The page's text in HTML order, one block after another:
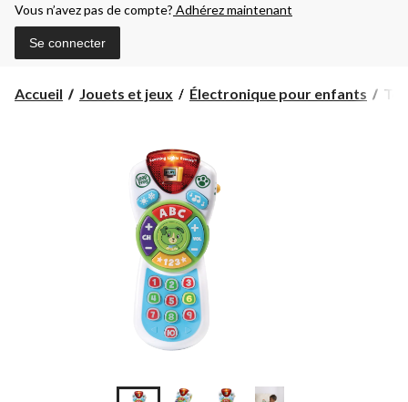
Vous n’avez pas de compte? Adhérez maintenant
Se connecter
Accueil Jouets et jeux Électronique pour enfants